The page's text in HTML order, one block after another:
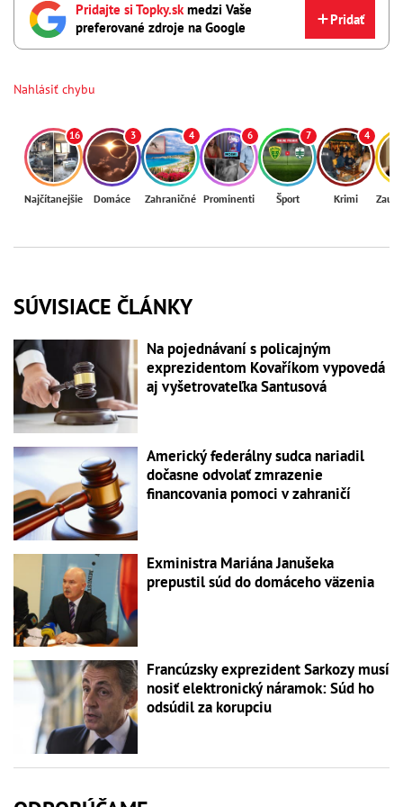
Pridajte si Topky.skmedzi Vaše
preferované zdroje na Google
Pridať
Nahlásiť chybu
16
Najčítanejšie
3
Domáce
4
Zahraničné
6
Prominenti
7
Šport
4
Krimi
SÚVISIACE ČLÁNKY
Na pojednávaní s policajným
exprezidentom Kovaříkom vypovedá
aj vyšetrovateľka Santusová
Americký federálny sudca nariadil
dočasne odvolať zmrazenie
financovania pomoci v zahraničí
Exministra Mariána Janušeka
prepustil súd do domáceho väzenia
Francúzsky exprezident Sarkozy musí
nosiť elektronický náramok: Súd ho
odsúdil za korupciu